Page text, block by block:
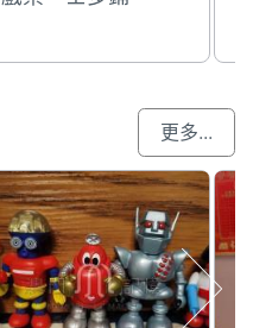
更多...